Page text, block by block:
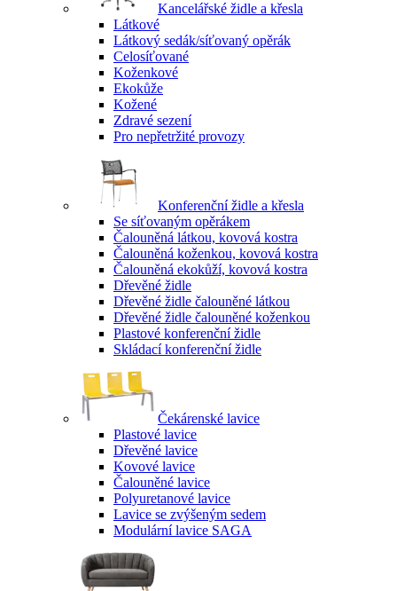
Kancelářské židle a křesla
Látkové
Látkový sedák/síťovaný opěrák
Celosíťované
Koženkové
Ekokůže
Kožené
Zdravé sezení
Pro nepřetržité provozy
Konferenční židle a křesla
Se síťovaným opěrákem
Čalouněná látkou, kovová kostra
Čalouněná koženkou, kovová kostra
Čalouněná ekokůží, kovová kostra
Dřevěné židle
Dřevěné židle čalouněné látkou
Dřevěné židle čalouněné koženkou
Plastové konferenční židle
Skládací konferenční židle
Čekárenské lavice
Plastové lavice
Dřevěné lavice
Kovové lavice
Čalouněné lavice
Polyuretanové lavice
Lavice se zvýšeným sedem
Modulární lavice SAGA